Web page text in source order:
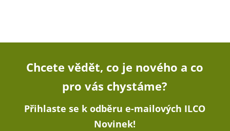
Chcete vědět, co je nového a co
pro vás chystáme?
Přihlaste se k odběru e-mailových ILCO
Novinek!